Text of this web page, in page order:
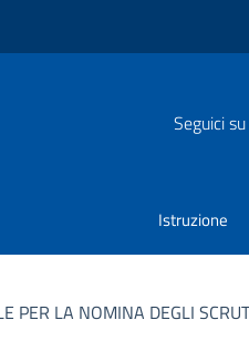
Seguici su
Istruzione
PER LA NOMINA DEGLI